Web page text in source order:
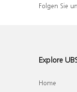
Folgen Sie
Explore
Home